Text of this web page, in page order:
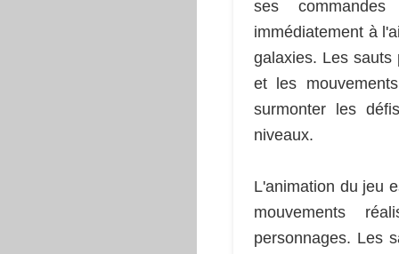
ses
immédiatement à
galaxies. Les sauts
et les
surmonter les
niveaux.
L'animation du jeu
mouvements
personnages. Les